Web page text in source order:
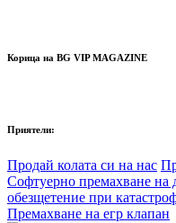
Корица на BG VIP MAGAZINE
Приятели:
Продай колата си на нас
Софтуерно премахване на
обезщетение при
Премахване на егр клапан